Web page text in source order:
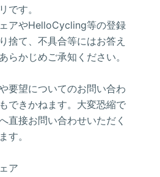
です。
アやHelloCycling等の登録
捨て、不具合等にはお答え
らかじめご承知ください。
要望についてのお問い合わ
できかねます。大変恐縮で
直接お問い合わせいただく
す。
ア